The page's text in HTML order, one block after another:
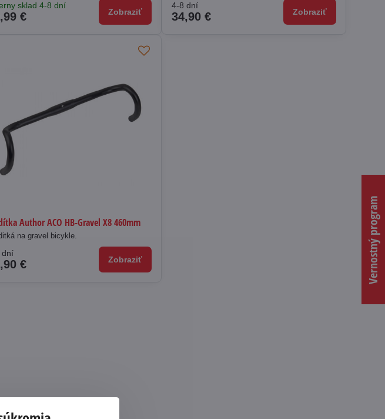
sklad 4-8 dní
€ Zobraziť
4-8 dní
34,90 € Zobraziť
Author ACO HB-Gravel X8 460mm
na gravel bicykle.
dní
€ Zobraziť Vernostný program